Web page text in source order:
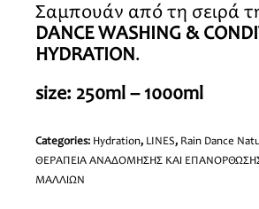
Σαμπουάν από τη σειρά
DANCE WASHING &
HYDRATION.
size: 250ml – 1000ml
Categories: Hydration, LINES, Rain Dance
ΘΕΡΑΠΕΙΑ ΑΝΑΔΟΜΗΣΗΣ ΚΑΙ
ΜΑΛΛΙΩΝ